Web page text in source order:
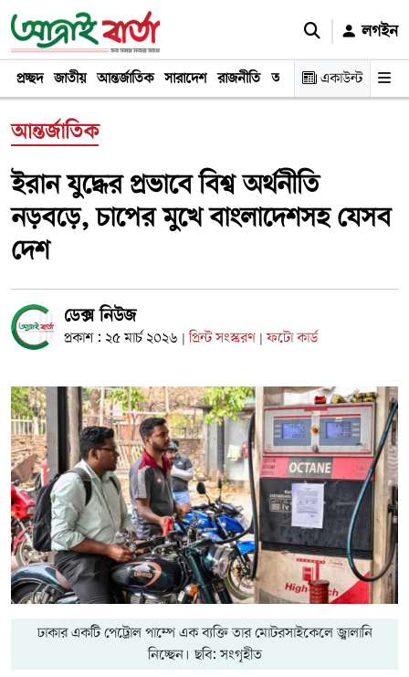
লগইন
প্রচ্ছদ জাতীয় আন্তর্জাতিক সারাদেশ রাজনীতি অর্থনীতি খেলা বিনোদন
একাউন্ট
আন্তর্জাতিক
ইরান যুদ্ধের প্রভাবে বিশ্ব অর্থনীতি
নড়বড়ে, চাপের মুখে বাংলাদেশসহ যেসব
দেশ
ডেক্স নিউজ
প্রকাশ : ২৫ মার্চ ২০২৬ | প্রিন্ট সংস্করণ | ফটো কার্ড
ঢাকার একটি পেট্রোল পাম্পে এক ব্যক্তি তার মোটরসাইকেলে জ্বালানি
নিচ্ছেন। ছবি: সংগৃহীত